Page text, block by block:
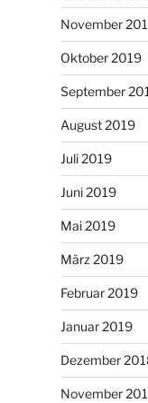
November
Oktober 2019
September
August 2019
Juli 2019
Juni 2019
Mai 2019
März 2019
Februar 2019
Januar 2019
Dezember
November